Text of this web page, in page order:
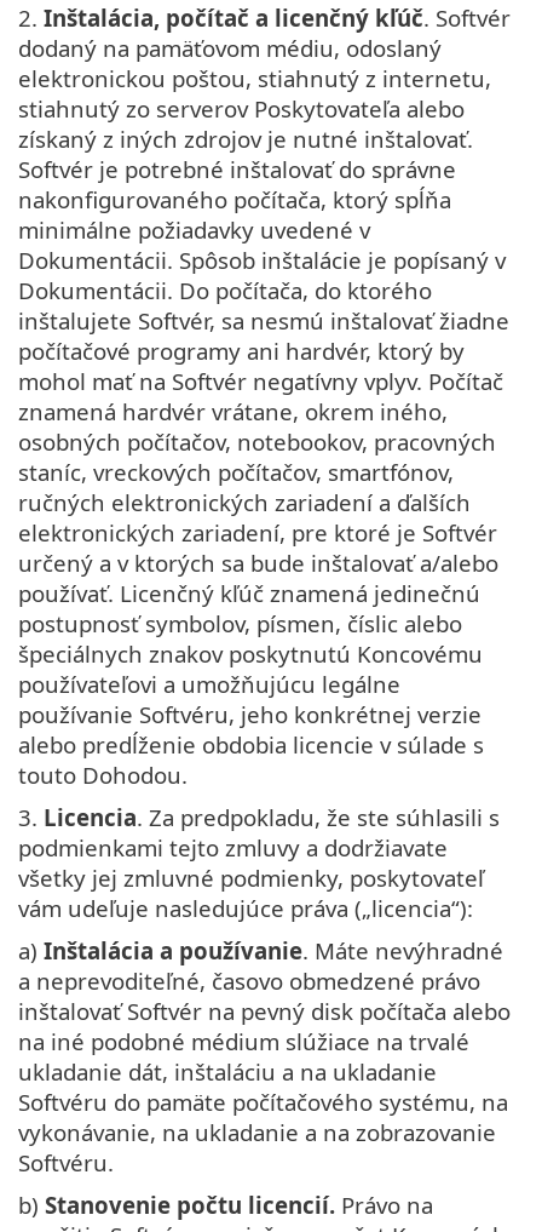
2. Inštalácia, počítač a licenčný kľúč. Softvér
dodaný na pamäťovom médiu, odoslaný
elektronickou poštou, stiahnutý z internetu,
stiahnutý zo serverov Poskytovateľa alebo
získaný z iných zdrojov je nutné inštalovať.
Softvér je potrebné inštalovať do správne
nakonfigurovaného počítača, ktorý spĺňa
minimálne požiadavky uvedené v
Dokumentácii. Spôsob inštalácie je popísaný v
Dokumentácii. Do počítača, do ktorého
inštalujete Softvér, sa nesmú inštalovať žiadne
počítačové programy ani hardvér, ktorý by
mohol mať na Softvér negatívny vplyv. Počítač
znamená hardvér vrátane, okrem iného,
osobných počítačov, notebookov, pracovných
staníc, vreckových počítačov, smartfónov,
ručných elektronických zariadení a ďalších
elektronických zariadení, pre ktoré je Softvér
určený a v ktorých sa bude inštalovať a/alebo
používať. Licenčný kľúč znamená jedinečnú
postupnosť symbolov, písmen, číslic alebo
špeciálnych znakov poskytnutú Koncovému
používateľovi a umožňujúcu legálne
používanie Softvéru, jeho konkrétnej verzie
alebo predĺženie obdobia licencie v súlade s
touto Dohodou.
3. Licencia. Za predpokladu, že ste súhlasili s
podmienkami tejto zmluvy a dodržiavate
všetky jej zmluvné podmienky, poskytovateľ
vám udeľuje nasledujúce práva („licencia“):
a) Inštalácia a používanie. Máte nevýhradné
a neprevoditeľné, časovo obmedzené právo
inštalovať Softvér na pevný disk počítača alebo
na iné podobné médium slúžiace na trvalé
ukladanie dát, inštaláciu a na ukladanie
Softvéru do pamäte počítačového systému, na
vykonávanie, na ukladanie a na zobrazovanie
Softvéru.
b) Stanovenie počtu licencií. Právo na